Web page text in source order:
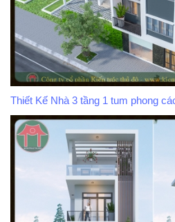
Thiết Kế Nhà 3 tầng 1 tum phong